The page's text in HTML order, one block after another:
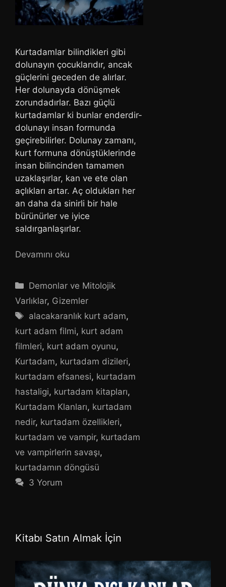
Kurtadamlar bilindikleri gibi
dolunayın çocuklarıdır, ancak
güçlerini geceden de alırlar.
Her dolunayda dönüşmek
zorundadırlar. Bazı güçlü
kurtadamlar ki bunlar enderdir-
dolunayı insan formunda
geçirebilirler. Dolunay zamanı,
kurt formuna dönüştüklerinde
insan bilincinden tamamen
uzaklaşırlar, kan ve ete olan
açlıkları artar. Aç oldukları her
an daha da sinirli bir hale
bürünürler ve iyice
saldırganlaşırlar.
Devamını oku
Kategoriler
Demonlar ve Mitolojik
Varlıklar, Gizemler
Etiketler
alacakaranlık kurt adam,
kurt adam filmi, kurt adam
filmleri, kurt adam oyunu,
Kurtadam, kurtadam dizileri,
kurtadam efsanesi, kurtadam
hastaligi, kurtadam kitapları,
Kurtadam Klanları, kurtadam
nedir, kurtadam özellikleri,
kurtadam ve vampir, kurtadam
ve vampirlerin savaşı,
kurtadamın döngüsü
3 Yorum
Kitabı Satın Almak İçin